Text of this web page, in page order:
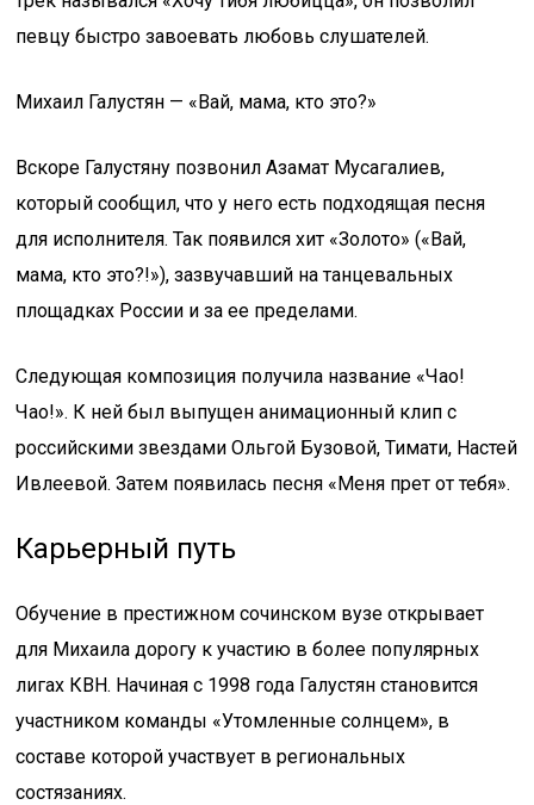
певцу быстро завоевать любовь слушателей.
Михаил Галустян — «Вай, мама, кто это?»
Вскоре Галустяну позвонил Азамат Мусагалиев,
который сообщил, что у него есть подходящая песня
для исполнителя. Так появился хит «Золото» («Вай,
мама, кто это?!»), зазвучавший на танцевальных
площадках России и за ее пределами.
Следующая композиция получила название «Чао!
Чао!». К ней был выпущен анимационный клип с
российскими звездами Ольгой Бузовой, Тимати, Настей
Ивлеевой. Затем появилась песня «Меня прет от тебя».
Карьерный путь
Обучение в престижном сочинском вузе открывает
для Михаила дорогу к участию в более популярных
лигах КВН. Начиная с 1998 года Галустян становится
участником команды «Утомленные солнцем», в
составе которой участвует в региональных
состязаниях.